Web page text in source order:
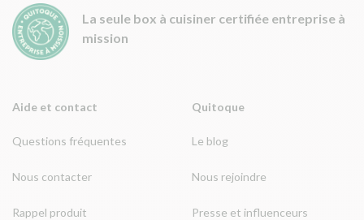
Aide et contact
Questions fréquentes
Nous contacter
Rappel produit
Quitoque
Le blog
Nous rejoindre
Presse et influenceurs
La seule box à cuisiner certifiée entreprise à
mission